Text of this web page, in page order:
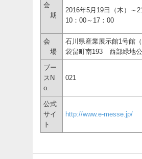
会
期
2016年5月19日（木）～
10：00～17：00
会
場
石川県産業展示館1号館
袋畠町南193 西部緑地公
ブー
スN
o.
021
公式
サイ
ト
http://www.e-messe.jp/